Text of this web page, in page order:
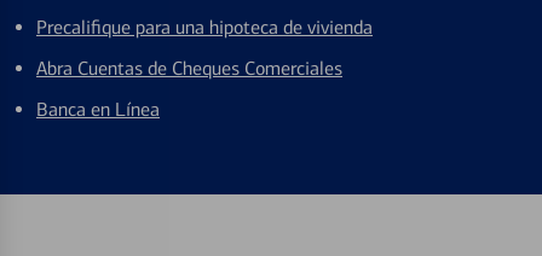
Precalifique para una hipoteca de vivienda
Abra Cuentas de Cheques Comerciales
Banca en Línea